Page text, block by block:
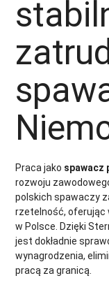
Praca jako spawacz
rozwoju
polskich spawaczy
rzetelność, oferując
w Polsce. Dzięki
jest dokładnie
wynagrodzenia,
pracą za granicą.